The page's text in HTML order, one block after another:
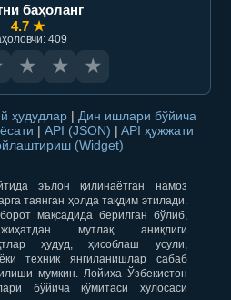
баҳоланг
4.7 ★
409
★ ★ ★
ҳудудлар | Дин ишлари бўйича
| API (JSON) | API ҳужжати
(Widget)
эълон қилинаётган намоз
таянган ҳолда тақдим этилади.
мақсадида берилган бўлиб,
мутлақ аниқлиги
ҳудуд, ҳисоблаш усули,
техник янгиланишлар сабаб
мумкин. Лойиҳа Ўзбекистон
бўйича қўмитаси хулосаси